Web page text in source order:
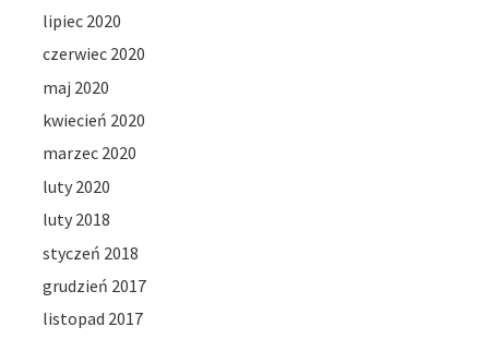
lipiec 2020
czerwiec 2020
maj 2020
kwiecień 2020
marzec 2020
luty 2020
luty 2018
styczeń 2018
grudzień 2017
listopad 2017